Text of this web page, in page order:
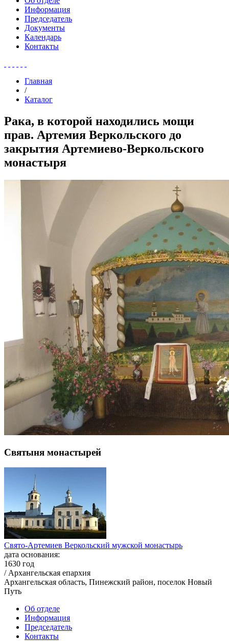
Информация
Председатель
Документы
Календарь
Контакты
Главная
/
Каталог
Рака, в которой находились мощи
прав. Артемия Веркольского до
закрытия Артемиево-Веркольского
монастыря
Святыня монастырей
Свято-Артемиев Веркольский мужской монастырь
дата основания:
1630 год
/ Архангельская епархия
Архангельская область, Пинежский район, поселок Новый
Путь
Об отделе
Информация
Председатель
Контакты